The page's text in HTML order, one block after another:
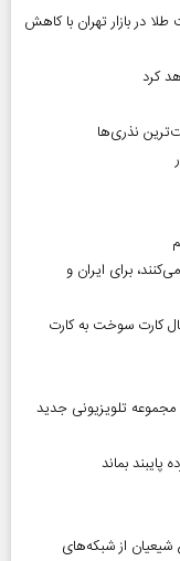
مرداد ۱۴۰۵ | افت قیمت طلا در بازار تهران با کاهش
کرد
نذری‌ها
برای ایران و
کارت سوخت به کارت
هنرمند منحصر‌به‌فردی را از دست دادیم/ پخش ۲ مجموعه تلویزیونی جدید
پایبند بماند
شیعیان از شبکه‌های